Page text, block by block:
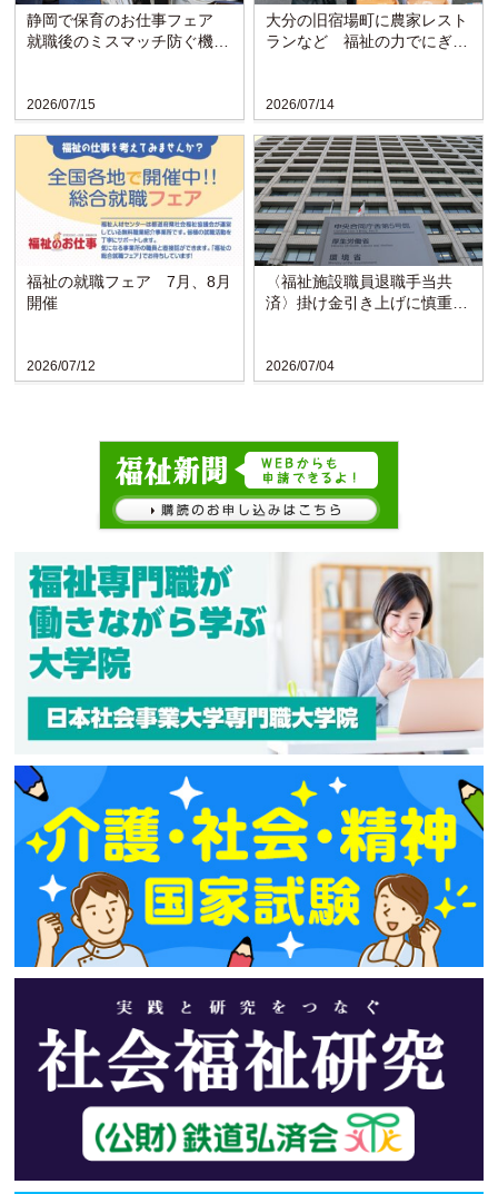
2026/07/15
静岡で保育のお仕事フェア
就職後のミスマッチ防ぐ機会
2026/07/14
大分の旧宿場町に農家レスト
ランなど 福祉の力でにぎわ
2026/07/12
福祉の就職フェア 7月、8月
開催
2026/07/04
〈福祉施設職員退職手当共
済〉掛け金引き上げに慎重な